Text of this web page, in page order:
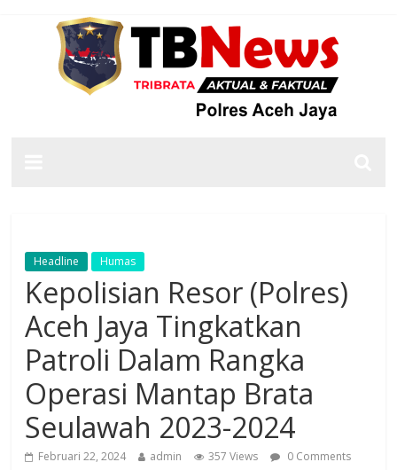
Headline Humas
Kepolisian Resor (Polres)
Aceh Jaya Tingkatkan
Patroli Dalam Rangka
Operasi Mantap Brata
Seulawah 2023-2024
Februari 22, 2024 admin 357 Views
0 Comments